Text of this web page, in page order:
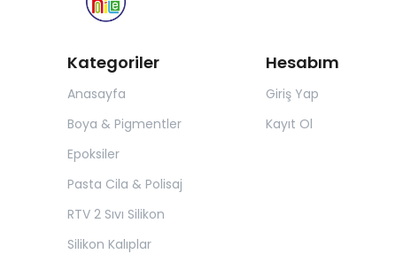
Kategoriler
Anasayfa
Boya & Pigmentler
Epoksiler
Pasta Cila & Polisaj
RTV 2 Sıvı Silikon
Silikon Kalıplar
Hesabım
Giriş Yap
Kayıt Ol